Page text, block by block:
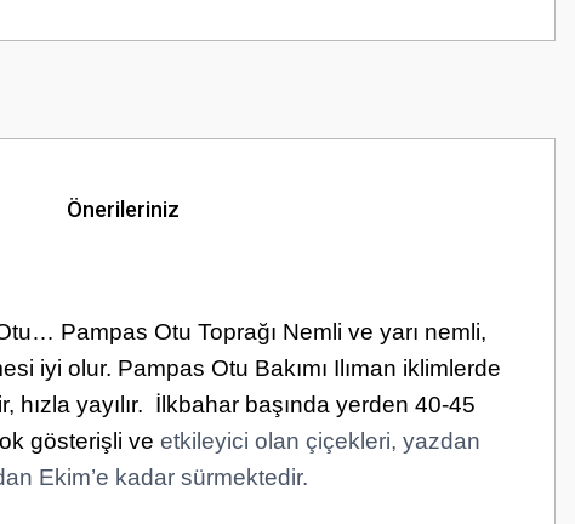
Önerileriniz
Pampas Otu Toprağı Nemli ve yarı nemli,
iyi olur. Pampas Otu Bakımı Ilıman iklimlerde
yayılır. İlkbahar başında yerden 40-45
ok gösterişli ve etkileyici olan çiçekleri, yazdan
Ekim’e kadar sürmektedir.